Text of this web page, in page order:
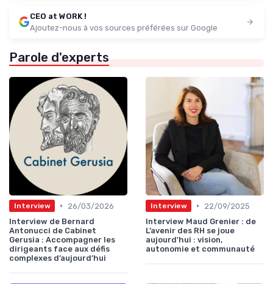
CEO at WORK !
Ajoutez-nous à vos sources préférées sur Google
Parole d'experts
Interview •
26/03/2026
Interview de Bernard
Antonucci de Cabinet
Gerusia : Accompagner les
dirigeants face aux défis
complexes d’aujourd’hui
Interview •
22/09/2025
Interview Maud Grenier : de
L’avenir des RH se joue
aujourd'hui : vision,
autonomie et communauté